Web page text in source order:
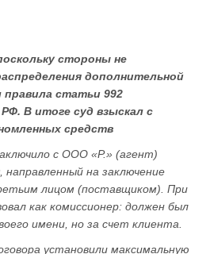
стороны не
дополнительной
статьи 992
РФ. В итоге суд взыскал с
средств
с ООО «Р.» (агент)
направленный на заключение
лицом (поставщиком). При
как комиссионер: должен был
имени, но за счет клиента.
установили максимальную